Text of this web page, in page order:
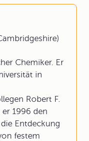
Chemiker. Er
in
Robert F.
1996 den
Entdeckung
festem